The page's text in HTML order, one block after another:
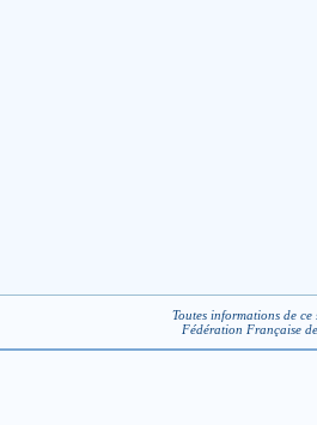
Toutes informations de
Fédération Française